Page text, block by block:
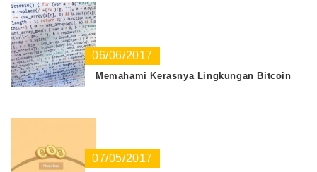
06/06/2017
Memahami Kerasnya Lingkungan Bitcoin
07/05/2017